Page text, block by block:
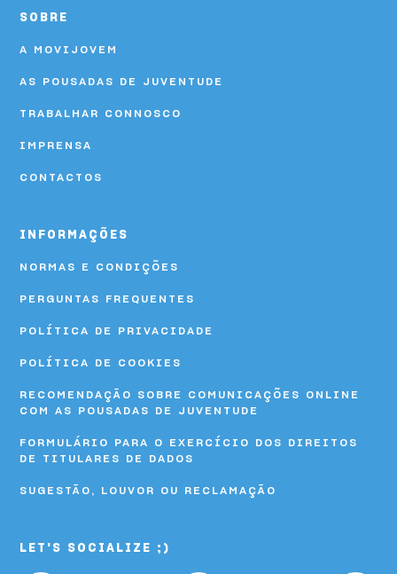
SOBRE
A MOVIJOVEM
AS POUSADAS DE JUVENTUDE
TRABALHAR CONNOSCO
IMPRENSA
CONTACTOS
INFORMAÇÕES
NORMAS E CONDIÇÕES
PERGUNTAS FREQUENTES
POLÍTICA DE PRIVACIDADE
POLÍTICA DE COOKIES
RECOMENDAÇÃO SOBRE COMUNICAÇÕES ONLINE
COM AS POUSADAS DE JUVENTUDE
FORMULÁRIO PARA O EXERCÍCIO DOS DIREITOS
DE TITULARES DE DADOS
SUGESTÃO, LOUVOR OU RECLAMAÇÃO
LET'S SOCIALIZE ;)